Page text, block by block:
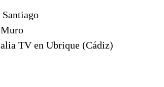
TV en Ubrique (Cádiz)